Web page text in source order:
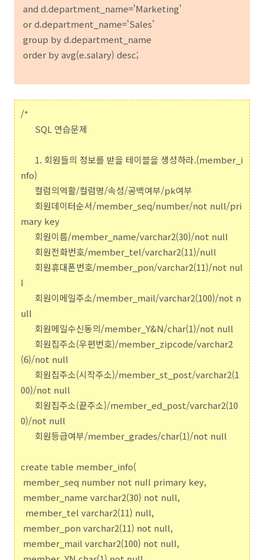
and d.department_name='Marketing'
or d.department_name='Sales'
group by d.department_name
order by avg(e.salary) desc;
/*
SQL 연습문제
1. 회원들의 정보를 받을 테이블을 생성하라.(member_i
nfo)
컬럼의역활/컬럼명/속성/공백여부/pk여부
회원데이터순서/member_seq/number/not null/pri
mary key
회원이름/member_name/varchar2(30)/not null
회원전화번호/member_tel/varchar2(11)/null
회원휴대폰번호/member_pon/varchar2(11)/not nul
l
회원이메일주소/member_mail/varchar2(100)/not n
ull
회원메일수신동의/member_Y&N/char(1)/not null
회원집주소(우편번호)/member_zipcode/varchar2
(6)/not null
회원집주소(시작주소)/member_st_post/varchar2(1
00)/not null
회원집주소(끝주소)/member_ed_post/varchar2(10
0)/not null
회원등급여부/member_grades/char(1)/not null
create table member_info(
member_seq number not null primary key,
member_name varchar2(30) not null,
member_tel varchar2(11) null,
member_pon varchar2(11) not null,
member_mail varchar2(100) not null,